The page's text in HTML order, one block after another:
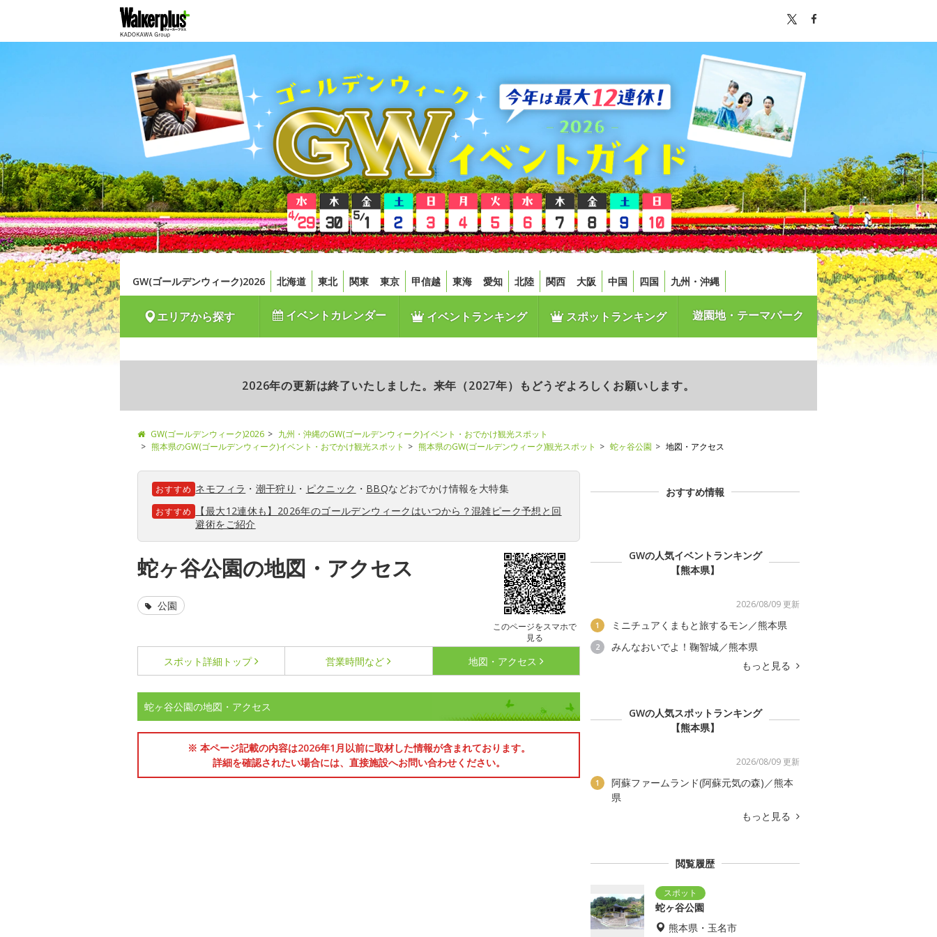
GW(ゴールデンウィーク)2026 北海道 東北 関東 東京 甲信越 東海 愛知 北陸 関西 大阪 中国 四国 九州・沖縄
エリアから探す イベントカレンダー イベントランキング スポットランキング 遊園地・テーマパーク
2026年の更新は終了いたしました。来年（2027年）もどうぞよろしくお願いします。
GW(ゴールデンウィーク)2026
九州・沖縄のGW(ゴールデンウィーク)イベント・おでかけ観光スポット
熊本県のGW(ゴールデンウィーク)イベント・おでかけ観光スポット
熊本県のGW(ゴールデンウィーク)観光スポット 蛇ヶ谷公園 地図・アクセス
おすすめ ネモフィラ ・ 潮干狩り ・ ピクニック ・ BBQなどおでかけ情報を大特集
おすすめ
【最大12連休も】2026年のゴールデンウィークはいつから？混雑ピーク予想と回
避術をご紹介
蛇ヶ谷公園の地図・アクセス
このページをスマホで
見る
公園
スポット詳細 トップ 営業時間など 地図・アクセス
蛇ヶ谷公園の地図・アクセス
※ 本ページ記載の内容は2026年1月以前に取材した情報が含まれております。
詳細を確認されたい場合には、直接施設へお問い合わせください。
おすすめ情報
GWの人気イベントランキング
【熊本県】
2026/08/09 更新
1 ミニチュアくまもと旅するモン／熊本県
2
みんなおいでよ！鞠智城／熊本県
もっと見る
GWの人気スポットランキング
【熊本県】
2026/08/09 更新
1
阿蘇ファームランド(阿蘇元気の森)／熊本
県
もっと見る
閲覧履歴
蛇ヶ谷公園
熊本県・玉名市